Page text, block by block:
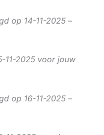
op 14-11-2025 –
11-2025 voor jouw
op 16-11-2025 –